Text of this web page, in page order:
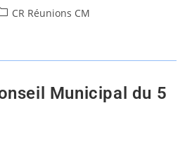
CR Réunions CM
Municipal du 5